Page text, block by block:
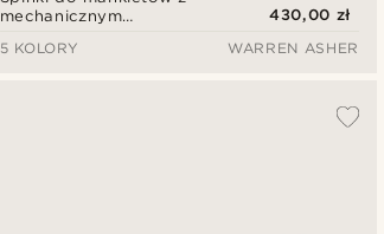
mechanicznym
koperta ze złotą tarczą
430,00 zł
5 KOLORY
WARREN ASHER